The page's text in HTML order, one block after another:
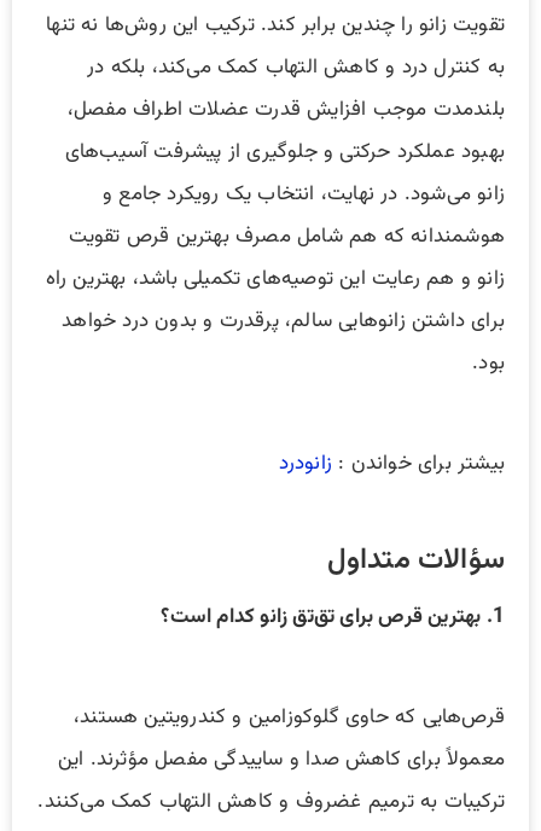
تقویت زانو را چندین برابر کند. ترکیب این روش‌ها نه تنها
به کنترل درد و کاهش التهاب کمک می‌کند، بلکه در
بلندمدت موجب افزایش قدرت عضلات اطراف مفصل،
بهبود عملکرد حرکتی و جلوگیری از پیشرفت آسیب‌های
زانو می‌شود. در نهایت، انتخاب یک رویکرد جامع و
هوشمندانه که هم شامل مصرف بهترین قرص تقویت
زانو و هم رعایت این توصیه‌های تکمیلی باشد، بهترین راه
برای داشتن زانوهایی سالم، پرقدرت و بدون درد خواهد
بود.
بیشتر برای خواندن : زانودرد
سؤالات متداول
1. بهترین قرص برای تق‌تق زانو کدام است؟
قرص‌هایی که حاوی گلوکوزامین و کندرویتین هستند،
معمولاً برای کاهش صدا و ساییدگی مفصل مؤثرند. این
ترکیبات به ترمیم غضروف و کاهش التهاب کمک می‌کنند.